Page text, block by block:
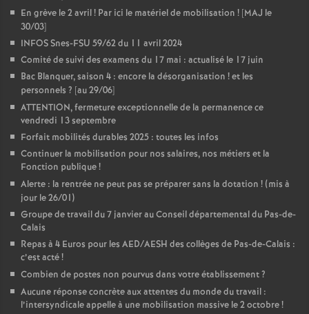
En grève le 2 avril! Par ici le matériel de mobilisation ! [MAJ le
30/03]
INFOS Snes-FSU 59/62 du 11 avril 2024
Comité de suivi des examens du 17 mai : actualisé le 17 juin
Bac Blanquer, saison 4 : encore la désorganisation ! et les
personnels ? [au 29/06]
ATTENTION, fermeture exceptionnelle de la permanence ce
vendredi 13 septembre
Forfait mobilités durables 2025 : toutes les infos
Continuer la mobilisation pour nos salaires, nos métiers et la
Fonction publique!
Alerte : la rentrée ne peut pas se préparer sans la dotation ! (mis à
jour le 26/01)
Groupe de travail du 7 janvier au Conseil départemental du Pas-de-
Calais
Repas à 4 Euros pour les AED/AESH des collèges de Pas-de-Calais :
c’est acté!
Combien de postes non pourvus dans votre établissement?
Aucune réponse concrète aux attentes du monde du travail :
l’intersyndicale appelle à une mobilisation massive le 2 octobre!